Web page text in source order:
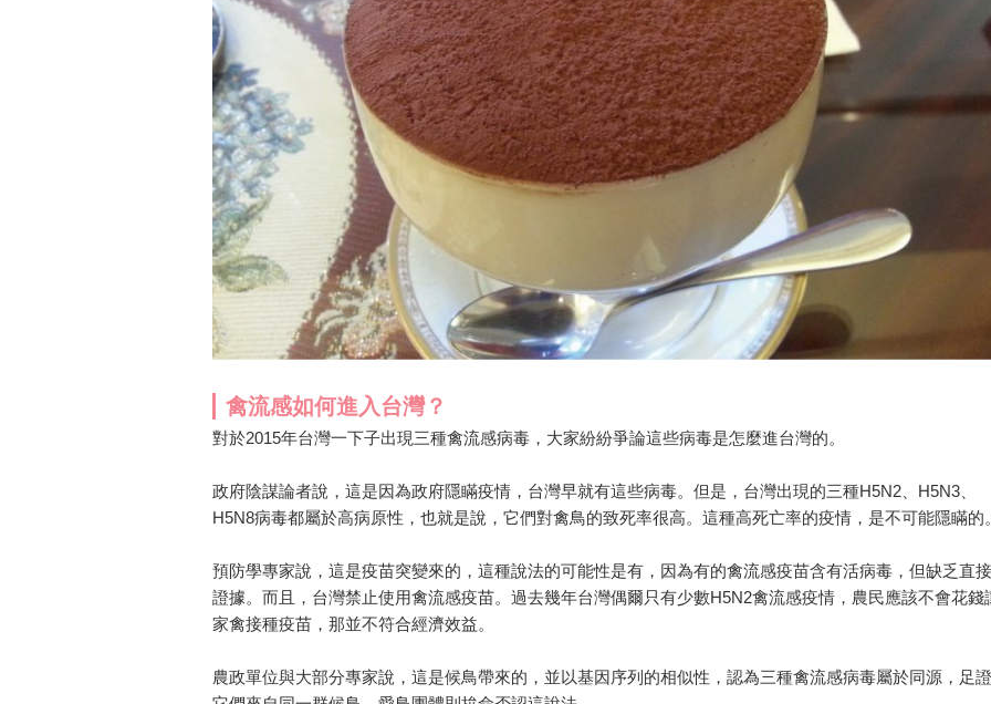
禽流感如何進入台灣？
對於2015年台灣一下子出現三種禽流感病毒，大家紛紛爭論這些病毒是怎麼進台灣的。
政府陰謀論者說，這是因為政府隱瞞疫情，台灣早就有這些病毒。但是，台灣出現的三種H5N2、H5N3、
H5N8病毒都屬於高病原性，也就是說，它們對禽鳥的致死率很高。這種高死亡率的疫情，是不可能隱瞞的
預防學專家說，這是疫苗突變來的，這種說法的可能性是有，因為有的禽流感疫苗含有活病毒，但缺乏直接
證據。而且，台灣禁止使用禽流感疫苗。過去幾年台灣偶爾只有少數H5N2禽流感疫情，農民應該不會花錢
家禽接種疫苗，那並不符合經濟效益。
農政單位與大部分專家說，這是候鳥帶來的，並以基因序列的相似性，認為三種禽流感病毒屬於同源，足證